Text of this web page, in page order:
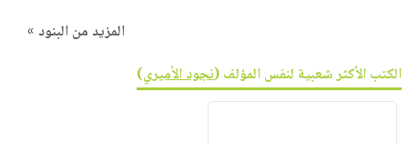
المزيد من البنود »
الكتب الأكثر شعبية لنفس المؤلف (نجود الأميري)